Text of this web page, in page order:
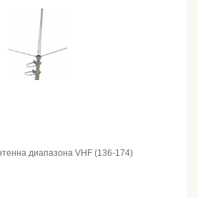
диапазона VHF (136-174)